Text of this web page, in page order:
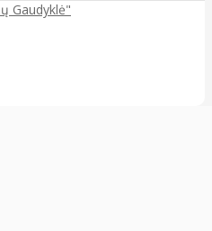
Gaudyklė"